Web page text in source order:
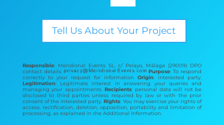
Tell Us About Your Project
Responsible: Meridional Events SL. c/ Pelayo, Málaga (29009) DPO
contact details:
Purpose: To respond
correctly to your request for informationOrigin: interested party.
Legitimation: Legitimate interest in answering your queries and
managing your appointments.Recipients: personal data will not be
disclosed to third parties unless required by law or with the prior
consent of the interested party.Rights: You may exercise your rights of
access, rectification, deletion, opposition, portability and limitation of
processing, as explained in the Additional Information.